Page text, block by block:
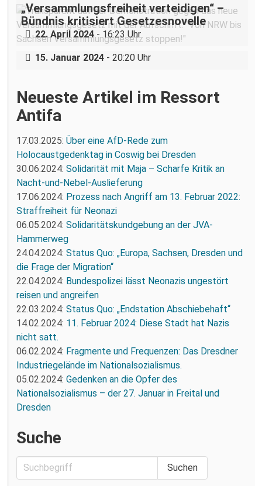
„Versammlungsfreiheit verteidigen“ –
Bündnis kritisiert Gesetzesnovelle
22. April 2024- 16:23 Uhr
Status quo: Eine Rückschau auf die Idee
#wirstreiken im Landtagswahlkampf
2019
15. Januar 2024 - 20:20 Uhr
Neueste Artikel im Ressort
Antifa
17.03.2025: Über eine AfD-Rede zum
Holocaustgedenktag in Coswig bei Dresden
30.06.2024: Solidarität mit Maja – Scharfe Kritik an
Nacht-und-Nebel-Auslieferung
17.06.2024: Prozess nach Angriff am 13. Februar 2022:
Straffreiheit für Neonazi
06.05.2024: Solidaritätskundgebung an der JVA-
Hammerweg
24.04.2024: Status Quo: „Europa, Sachsen, Dresden und
die Frage der Migration“
22.04.2024: Bundespolizei lässt Neonazis ungestört
reisen und angreifen
22.03.2024: Status Quo: „Endstation Abschiebehaft“
14.02.2024: 11. Februar 2024: Diese Stadt hat Nazis
nicht satt.
06.02.2024: Fragmente und Frequenzen: Das Dresdner
Industriegelände im Nationalsozialismus.
05.02.2024: Gedenken an die Opfer des
Nationalsozialismus – der 27. Januar in Freital und
Dresden
Suche